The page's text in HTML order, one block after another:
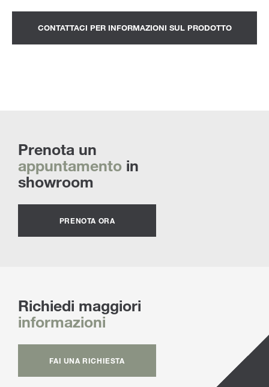
CONTATTACI PER INFORMAZIONI SUL PRODOTTO
Prenota un
appuntamento in
showroom
PRENOTA ORA
Richiedi maggiori
informazioni
FAI UNA RICHIESTA